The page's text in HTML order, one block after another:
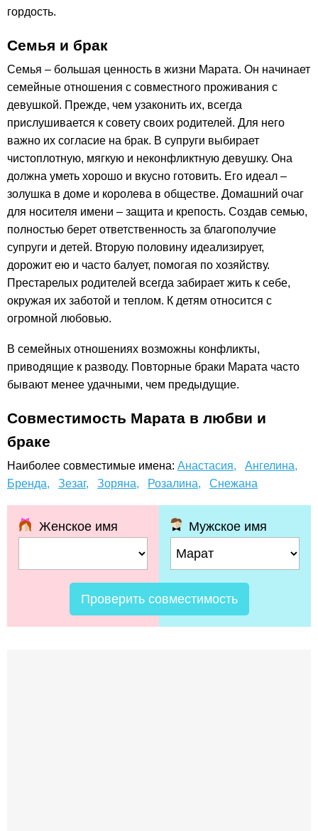
гордость.
Семья и брак
Семья – большая ценность в жизни Марата. Он начинает
семейные отношения с совместного проживания с
девушкой. Прежде, чем узаконить их, всегда
прислушивается к совету своих родителей. Для него
важно их согласие на брак. В супруги выбирает
чистоплотную, мягкую и неконфликтную девушку. Она
должна уметь хорошо и вкусно готовить. Его идеал –
золушка в доме и королева в обществе. Домашний очаг
для носителя имени – защита и крепость. Создав семью,
полностью берет ответственность за благополучие
супруги и детей. Вторую половину идеализирует,
дорожит ею и часто балует, помогая по хозяйству.
Престарелых родителей всегда забирает жить к себе,
окружая их заботой и теплом. К детям относится с
огромной любовью.
В семейных отношениях возможны конфликты,
приводящие к разводу. Повторные браки Марата часто
бывают менее удачными, чем предыдущие.
Совместимость Марата в любви и
браке
Наиболее совместимые имена: Анастасия,
Ангелина,
Бренда,
Зезаг, Зоряна, Розалина, Снежана
Женское имя Мужское имя
Проверить совместимость